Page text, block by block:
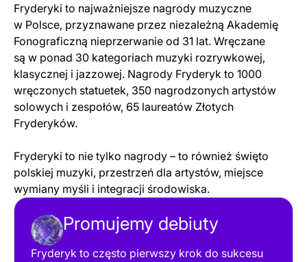
Fryderyki to najważniejsze nagrody muzyczne
w Polsce, przyznawane przez niezależną Akademię
Fonograficzną nieprzerwanie od 31 lat. Wręczane
są w ponad 30 kategoriach muzyki rozrywkowej,
klasycznej i jazzowej. Nagrody Fryderyk to 1000
wręczonych statuetek, 350 nagrodzonych artystów
solowych i zespołów, 65 laureatów Złotych
Fryderyków.
Fryderyki to nie tylko nagrody – to również święto
polskiej muzyki, przestrzeń dla artystów, miejsce
wymiany myśli i integracji środowiska.
Promujemy debiuty
Fryderyk to często pierwszy krok do sukcesu